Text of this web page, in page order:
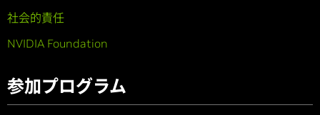
社会的責任
NVIDIA Foundation
参加プログラム